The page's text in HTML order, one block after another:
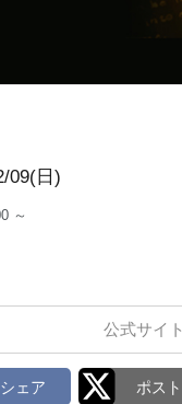
09(日)
～
公式サイト